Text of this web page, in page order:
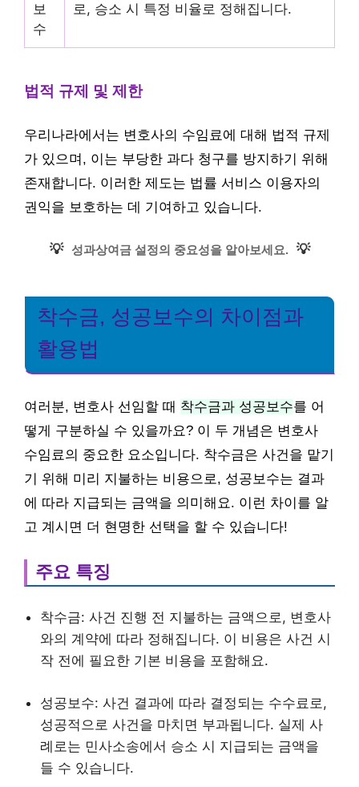
보
수
로, 승소 시 특정 비율로 정해집니다.
법적 규제 및 제한
우리나라에서는 변호사의 수임료에 대해 법적 규제
가 있으며, 이는 부당한 과다 청구를 방지하기 위해
존재합니다. 이러한 제도는 법률 서비스 이용자의
권익을 보호하는 데 기여하고 있습니다.
💡 성과상여금 설정의 중요성을 알아보세요. 💡
착수금, 성공보수의 차이점과
활용법
여러분, 변호사 선임할 때 착수금과 성공보수를 어
떻게 구분하실 수 있을까요? 이 두 개념은 변호사
수임료의 중요한 요소입니다. 착수금은 사건을 맡기
기 위해 미리 지불하는 비용으로, 성공보수는 결과
에 따라 지급되는 금액을 의미해요. 이런 차이를 알
고 계시면 더 현명한 선택을 할 수 있습니다!
주요 특징
착수금: 사건 진행 전 지불하는 금액으로, 변호사
와의 계약에 따라 정해집니다. 이 비용은 사건 시
작 전에 필요한 기본 비용을 포함해요.
성공보수: 사건 결과에 따라 결정되는 수수료로,
성공적으로 사건을 마치면 부과됩니다. 실제 사
례로는 민사소송에서 승소 시 지급되는 금액을
들 수 있습니다.